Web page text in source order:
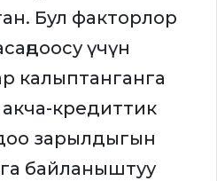
Бул факторлор
үчүн
калыптанганга
кредиттик
зарылдыгын
байланыштуу